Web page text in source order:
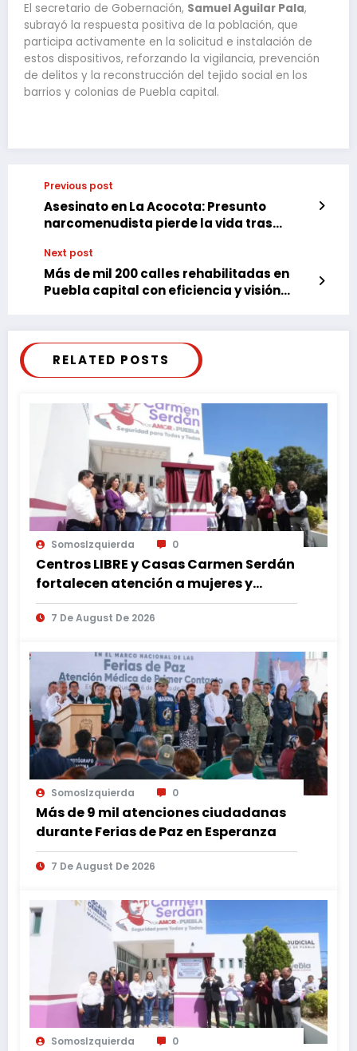
El secretario de Gobernación, Samuel Aguilar Pala,
subrayó la respuesta positiva de la población, que
participa activamente en la solicitud e instalación de
estos dispositivos, reforzando la vigilancia, prevención
de delitos y la reconstrucción del tejido social en los
barrios y colonias de Puebla capital.
Previous post
Asesinato en La Acocota: Presunto
narcomenudista pierde la vida tras
Next post
Más de mil 200 calles rehabilitadas en
Puebla capital con eficiencia y visión
RELATED POSTS
SomosIzquierda 0
Centros LIBRE y Casas Carmen Serdán
fortalecen atención a mujeres y
reducen feminicidio en Puebla
7 De August De 2026
SomosIzquierda 0
Más de 9 mil atenciones ciudadanas
durante Ferias de Paz en Esperanza
7 De August De 2026
SomosIzquierda 0